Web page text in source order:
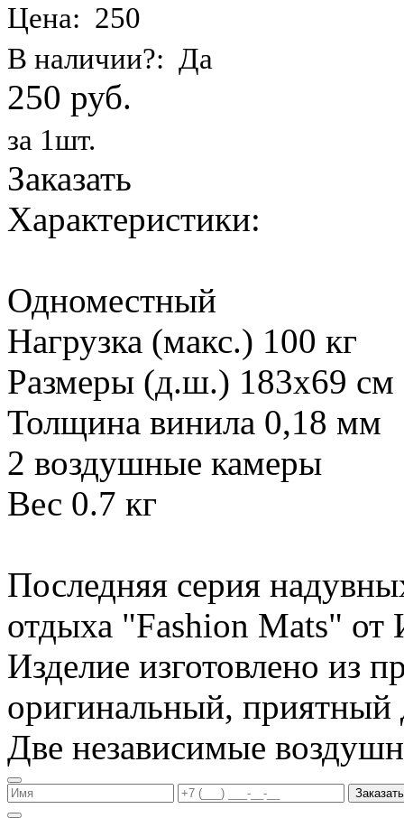
Цена: 250
В наличии?: Да
250 руб.
за 1шт.
Заказать
Характеристики:
Одноместный
Нагрузка (макс.) 100 кг
Размеры (д.ш.) 183х69 см
Толщина винила 0,18 мм
2 воздушные камеры
Вес 0.7 кг
Последняя серия
отдыха "Fashion Mats"
Изделие изготовлено из
оригинальный, приятный
Две независимые
Заказать